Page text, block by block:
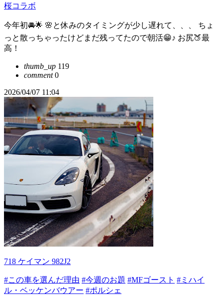
桜コラボ
今年初🚘🌟 🌸と休みのタイミングが少し遅れて、、、 ちょ
っと散っちゃったけどまだ残ってたので朝活😁♪ お尻🍑最
高！
thumb_up 119
comment0
2026/04/07 11:04
718 ケイマン 982J2
#この車を選んだ理由 #今週のお題 #MFゴースト #ミハイ
ル・ベッケンバウアー #ポルシェ